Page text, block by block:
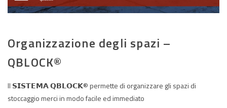
Organizzazione degli spazi –
QBLOCK®
Il 𝗦𝗜𝗦𝗧𝗘𝗠𝗔 𝗤𝗕𝗟𝗢𝗖𝗞®permette di organizzare gli spazi di
stoccaggio merci in modo facile ed immediato